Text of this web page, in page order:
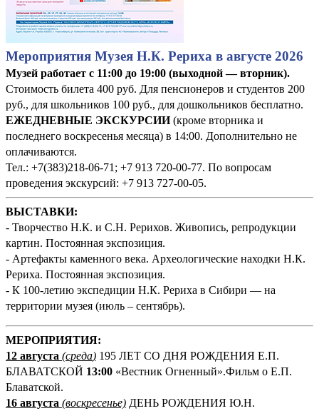
Мероприятия Музея Н.К. Рериха в августе 2026
Музей работает с 11:00 до 19:00 (выходной — вторник).
Стоимость билета 400 руб. Для пенсионеров и студентов 200
руб., для школьников 100 руб., для дошкольников бесплатно.
ЕЖЕДНЕВНЫЕ ЭКСКУРСИИ(кроме вторника и
последнего воскресенья месяца) в 14:00. Дополнительно не
оплачиваются.
Тел.: +7(383)218-06-71; +7 913 720-00-77. По вопросам
проведения экскурсий: +7 913 727-00-05.
ВЫСТАВКИ:
- Творчество Н.К. и С.Н. Рерихов. Живопись, репродукции
картин. Постоянная экспозиция.
- Артефакты каменного века. Археологические находки Н.К.
Рериха. Постоянная экспозиция.
- К 100-летию экспедиции Н.К. Рериха в Сибири — на
территории музея (июль – сентябрь).
МЕРОПРИЯТИЯ:
12 августа (среда) 195 ЛЕТ СО ДНЯ РОЖДЕНИЯ Е.П.
БЛАВАТСКОЙ 13:00 «Вестник Огненный».Фильм о Е.П.
Блаватской.
16 августа (воскресенье) ДЕНЬ РОЖДЕНИЯ Ю.Н.